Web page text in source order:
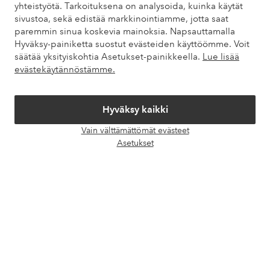
yhteistyötä. Tarkoituksena on analysoida, kuinka käytät
sivustoa, sekä edistää markkinointiamme, jotta saat
paremmin sinua koskevia mainoksia. Napsauttamalla
Hyväksy-painiketta suostut evästeiden käyttöömme. Voit
säätää yksityiskohtia Asetukset-painikkeella. Lue lisää
evästekäytännöstämme.
Hyväksy kaikki
Vain välttämättömät evästeet
Asetukset
Tietoa Elloksesta
Palvelumme
Ystävät